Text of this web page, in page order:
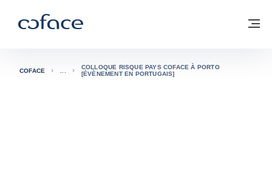
Coface, for Trade - Page d'accueil Groupe Coface
Retour à la page d'accueil
COFACE
COLLOQUE RISQUE PAYS COFACE À PORTO
[ÉVÈNEMENT EN PORTUGAIS]